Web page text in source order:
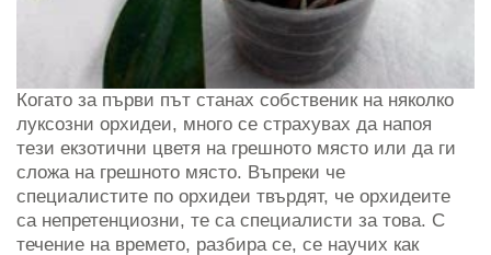
Когато за първи път станах собственик на няколко
луксозни орхидеи, много се страхувах да напоя
тези екзотични цветя на грешното място или да ги
сложа на грешното място. Въпреки че
специалистите по орхидеи твърдят, че орхидеите
са непретенциозни, те са специалисти за това. С
течение на времето, разбира се, се научих как